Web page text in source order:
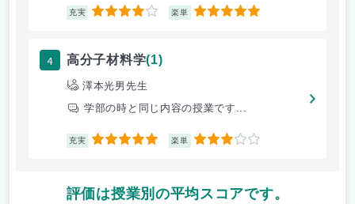
充実 4 楽単 5
4 高分子材料学(1)
澤本光男先生
学部の時と同じ内容の授業です...
充実 5 楽単 3
評価は授業別の平均スコアです。